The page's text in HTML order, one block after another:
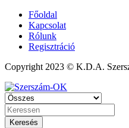
Főoldal
Kapcsolat
Rólunk
Regisztráció
Copyright 2023 © K.D.A.
Keresés